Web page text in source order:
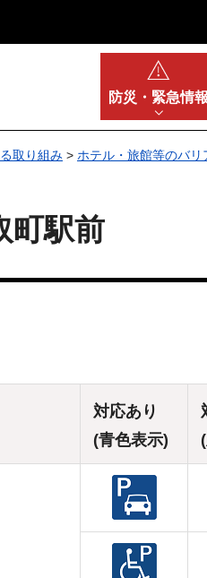
防災・ 緊急情報
取り組み > ホテル・旅館等のバリ
町駅前
対応あり
(青色表示)